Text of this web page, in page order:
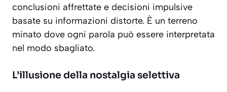
conclusioni affrettate e decisioni impulsive
basate su informazioni distorte. È un terreno
minato dove ogni parola può essere interpretata
nel modo sbagliato.
L’illusione della nostalgia selettiva